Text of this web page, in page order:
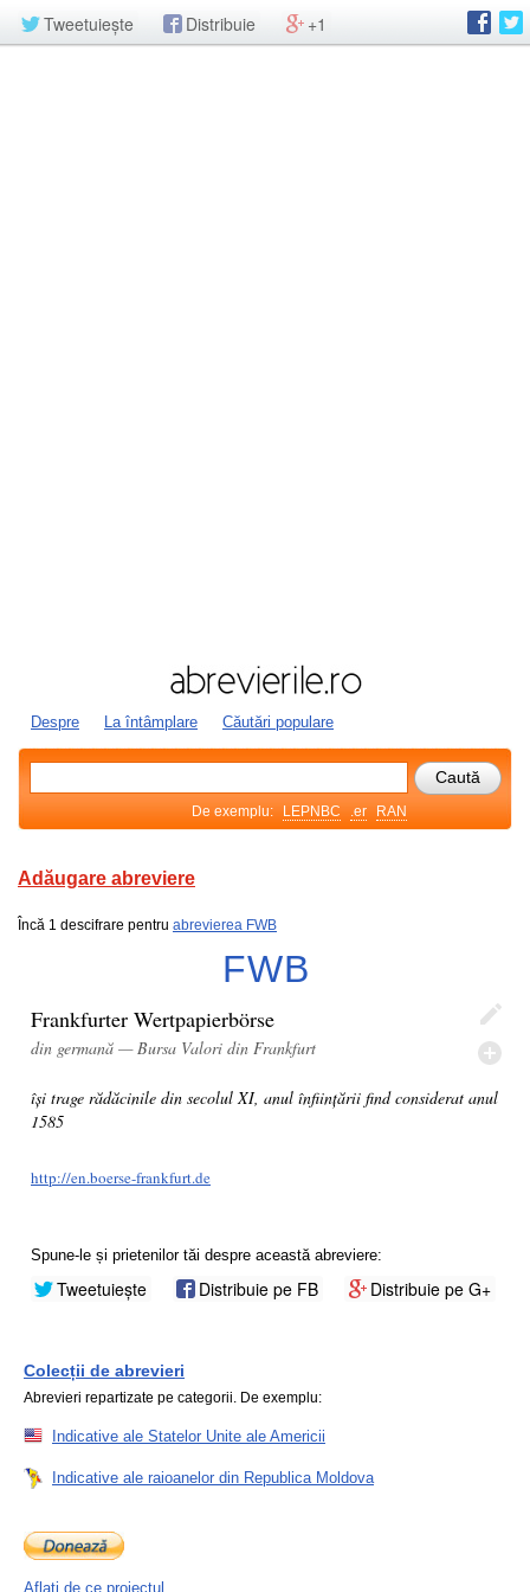
Tweetuiește Distribuie +1
Despre La întâmplare Căutări populare
De exemplu: LEPNBC .er RAN
Adăugare abreviere
Încă 1 descifrare pentru abrevierea FWB
FWB
Frankfurter Wertpapierbörse
din germană — Bursa Valori din Frankfurt
își trage rădăcinile din secolul XI, anul înființării find considerat anul
1585
http://en.boerse-frankfurt.de
Spune-le și prietenilor tăi despre această abreviere:
Tweetuiește Distribuie pe FB Distribuie pe G+
Colecții de abrevieri
Abrevieri repartizate pe categorii. De exemplu:
Indicative ale Statelor Unite ale Americii
Indicative ale raioanelor din Republica Moldova
Aflați de ce proiectul